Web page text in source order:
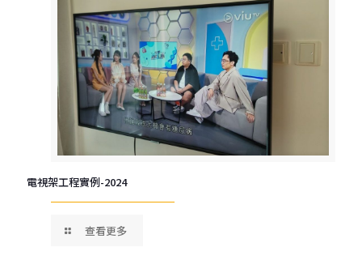
電視架工程實例-2024
查看更多